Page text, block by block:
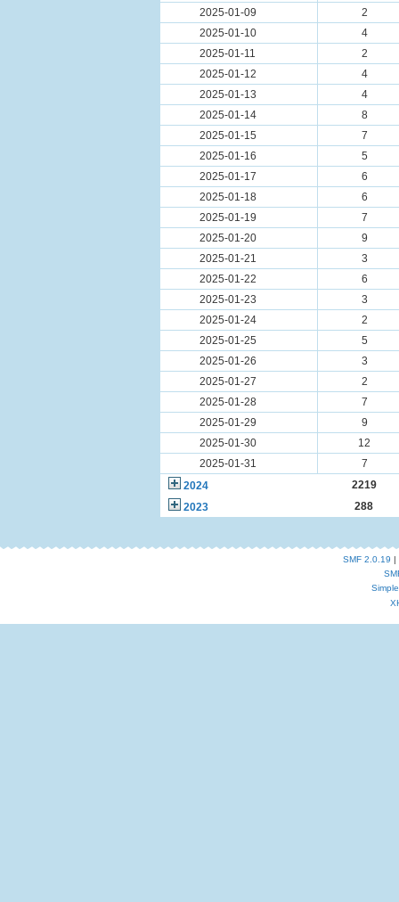
2025-01-09
2
2025-01-10
4
2025-01-11
2
2025-01-12
4
2025-01-13
4
2025-01-14
8
2025-01-15
7
2025-01-16
5
2025-01-17
6
2025-01-18
6
2025-01-19
7
2025-01-20
9
2025-01-21
3
2025-01-22
6
2025-01-23
3
2025-01-24
2
2025-01-25
5
2025-01-26
3
2025-01-27
2
2025-01-28
7
2025-01-29
9
2025-01-30
12
2025-01-31
7
2024
2219
2023
288
SMF 2.0.19 |